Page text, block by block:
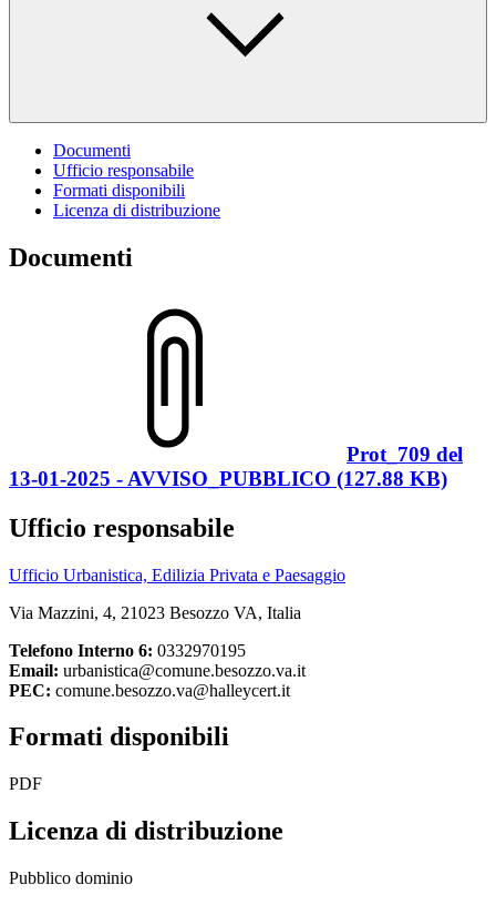
Documenti
Ufficio responsabile
Formati disponibili
Licenza di distribuzione
Documenti
Prot_709 del
13-01-2025 - AVVISO_PUBBLICO (127.88 KB)
Ufficio responsabile
Ufficio Urbanistica, Edilizia Privata e Paesaggio
Via Mazzini, 4, 21023 Besozzo VA, Italia
Telefono Interno 6: 0332970195
Email: urbanistica@comune.besozzo.va.it
PEC: comune.besozzo.va@halleycert.it
Formati disponibili
PDF
Licenza di distribuzione
Pubblico dominio